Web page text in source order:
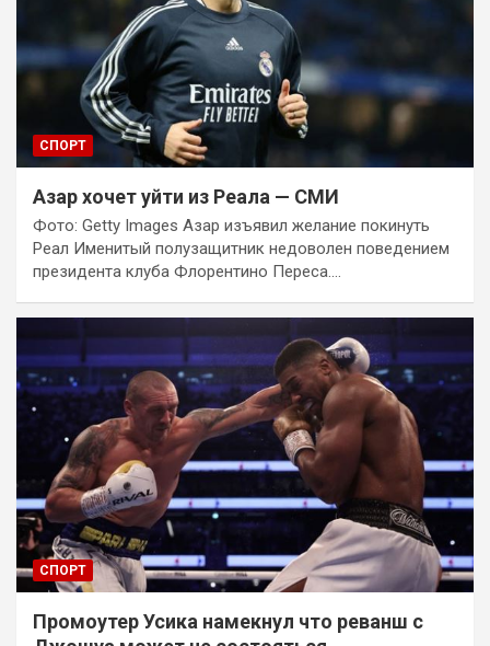
СПОРТ
Азар хочет уйти из Реала — СМИ
Фото: Getty Images Азар изъявил желание покинуть
Реал Именитый полузащитник недоволен поведением
президента клуба Флорентино Переса.…
СПОРТ
Промоутер Усика намекнул что реванш с